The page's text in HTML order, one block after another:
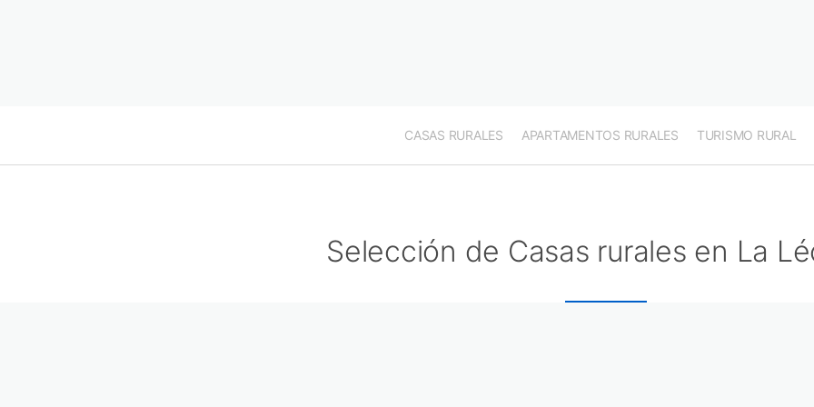
CASAS RURALES APARTAMENTOS RURALES TURISMO RURAL
Selección de Casas rurales en La